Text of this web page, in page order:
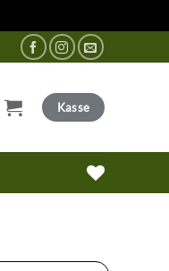
Kasse